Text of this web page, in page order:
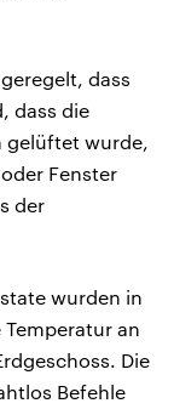
dass
dass die
gelüftet wurde,
Fenster
der
wurden in
an
Die
Befehle